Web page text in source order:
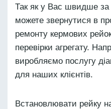
Так як у Вас швидше
можете звернутися в
ремонту кермових
перевірки агрегату.
виробляємо послугу
для наших клієнтів.
Встановлювати рейку